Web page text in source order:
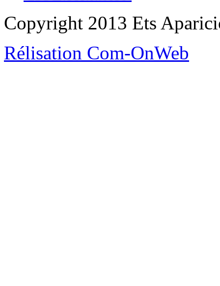
Copyright 2013 Ets
Rélisation Com-OnWeb